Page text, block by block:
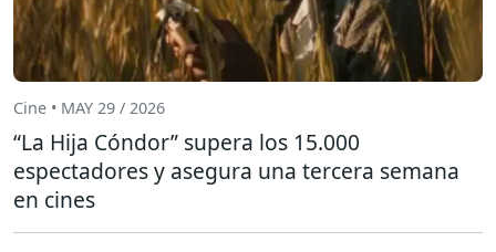
Cine • MAY 29 / 2026
“La Hija Cóndor” supera los 15.000
espectadores y asegura una tercera semana
en cines